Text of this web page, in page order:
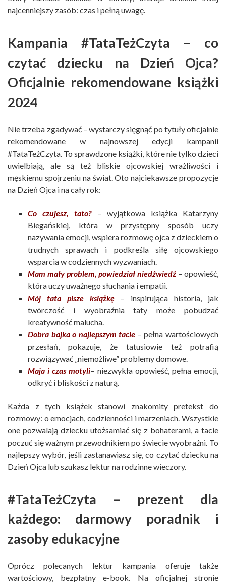
najcenniejszy zasób: czas i pełną uwagę.
Kampania #TataTeżCzyta – co
czytać dziecku na Dzień Ojca?
Oficjalnie rekomendowane książki
2024
Nie trzeba zgadywać – wystarczy sięgnąć po tytuły oficjalnie
rekomendowane w najnowszej edycji kampanii
#TataTeżCzyta. To sprawdzone książki, które nie tylko dzieci
uwielbiają, ale są też bliskie ojcowskiej wrażliwości i
męskiemu spojrzeniu na świat. Oto najciekawsze propozycje
na Dzień Ojca i na cały rok:
Co czujesz, tato?– wyjątkowa książka Katarzyny
Biegańskiej, która w przystępny sposób uczy
nazywania emocji, wspiera rozmowę ojca z dzieckiem o
trudnych sprawach i podkreśla siłę ojcowskiego
wsparcia w codziennych wyzwaniach.
Mam mały problem, powiedział niedźwiedź – opowieść,
która uczy uważnego słuchania i empatii.
Mój tata pisze książkę – inspirująca historia, jak
twórczość i wyobraźnia taty może pobudzać
kreatywność malucha.
Dobra bajka o najlepszym tacie – pełna wartościowych
przesłań, pokazuje, że tatusiowie też potrafią
rozwiązywać „niemożliwe” problemy domowe.
Maja i czas motyli– niezwykła opowieść, pełna emocji,
odkryć i bliskości z naturą.
Każda z tych książek stanowi znakomity pretekst do
rozmowy: o emocjach, codzienności i marzeniach. Wszystkie
one pozwalają dziecku utożsamiać się z bohaterami, a tacie
poczuć się ważnym przewodnikiem po świecie wyobraźni. To
najlepszy wybór, jeśli zastanawiasz się, co czytać dziecku na
Dzień Ojca lub szukasz lektur na rodzinne wieczory.
#TataTeżCzyta – prezent dla
każdego: darmowy poradnik i
zasoby edukacyjne
Oprócz polecanych lektur kampania oferuje także
wartościowy, bezpłatny e-book. Na oficjalnej stronie